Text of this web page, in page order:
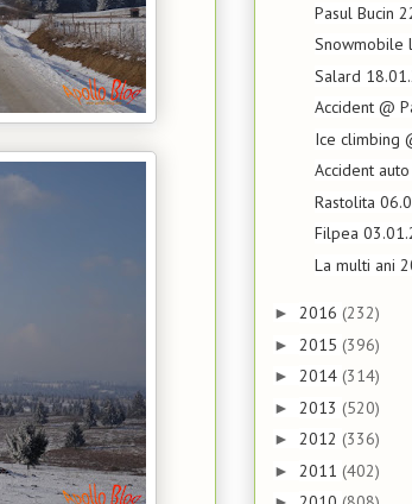
Pasul Bucin
Snowmobile
Salard
Accident @
Ice climbing
Accident
Rastolita
Filpea
La multi ani
► 2016 (232)
► 2015 (396)
► 2014 (314)
► 2013 (520)
► 2012 (336)
► 2011 (402)